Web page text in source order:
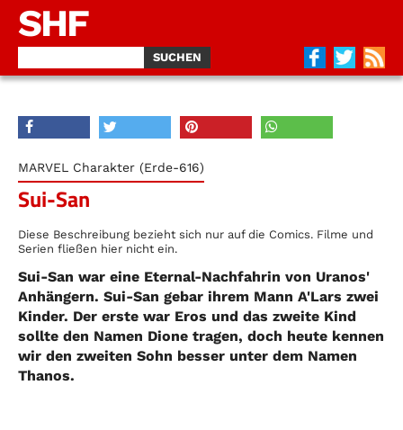
SHF
MARVEL Charakter (Erde-616)
Sui-San
Diese Beschreibung bezieht sich nur auf die Comics. Filme und
Serien fließen hier nicht ein.
Sui-San war eine Eternal-Nachfahrin von Uranos'
Anhängern. Sui-San gebar ihrem Mann A'Lars zwei
Kinder. Der erste war Eros und das zweite Kind
sollte den Namen Dione tragen, doch heute kennen
wir den zweiten Sohn besser unter dem Namen
Thanos.